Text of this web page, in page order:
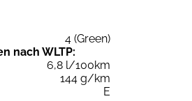
4 (Green)
nach WLTP:
6,8 l/100km
144 g/km
E